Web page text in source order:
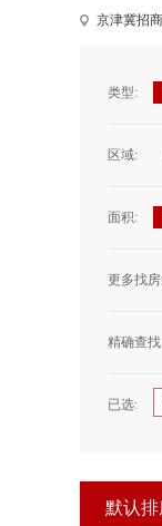
京津冀招
类型:
区域:
面积:
更多找
精确查找
已选:
默认排